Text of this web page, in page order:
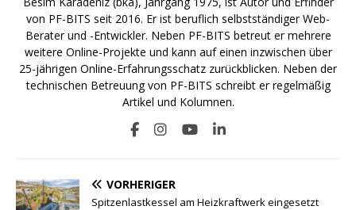
von PF-BITS seit 2016. Er ist beruflich selbstständiger Web-
Berater und -Entwickler. Neben PF-BITS betreut er mehrere
weitere Online-Projekte und kann auf einen inzwischen über
25-jährigen Online-Erfahrungsschatz zurückblicken. Neben der
technischen Betreuung von PF-BITS schreibt er regelmäßig
Artikel und Kolumnen.
VORHERIGER
Spitzenlastkessel am Heizkraftwerk eingesetzt